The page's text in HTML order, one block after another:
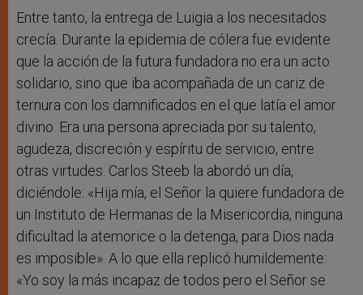
Entre tanto, la entrega de Luigia a los necesitados
crecía. Durante la epidemia de cólera fue evidente
que la acción de la futura fundadora no era un acto
solidario, sino que iba acompañada de un cariz de
ternura con los damnificados en el que latía el amor
divino. Era una persona apreciada por su talento,
agudeza, discreción y espíritu de servicio, entre
otras virtudes. Carlos Steeb la abordó un día,
diciéndole: «Hija mía, el Señor la quiere fundadora de
un Instituto de Hermanas de la Misericordia, ninguna
dificultad la atemorice o la detenga, para Dios nada
es imposible». A lo que ella replicó humildemente:
«Yo soy la más incapaz de todos pero el Señor se